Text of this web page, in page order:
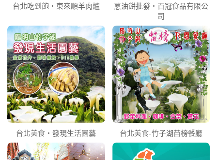
台北吃到飽‧東來順羊肉爐
蔥油餅批發‧百冠食品有限公
司
台北美食‧發現生活園藝 台北美食-竹子湖苗榜餐廳